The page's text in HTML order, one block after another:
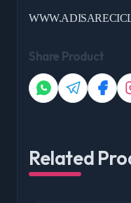
Share Product
Related